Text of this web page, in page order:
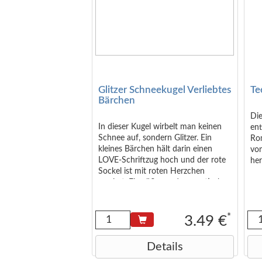
Glitzer Schneekugel Verliebtes
Bärchen
In dieser Kugel wirbelt man keinen
Schnee auf, sondern Glitzer. Ein
kleines Bärchen hält darin einen
LOVE-Schriftzug hoch und der rote
Sockel ist mit roten Herzchen
ca. 6,5 x 4,7 x 4,7 cm
3.49 €*
Details